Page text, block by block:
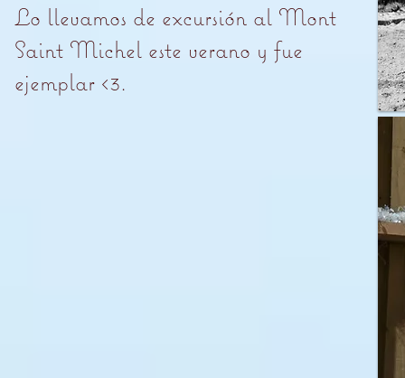
Lo llevamos de excursión al Mont
Saint Michel este verano y fue
ejemplar <3.